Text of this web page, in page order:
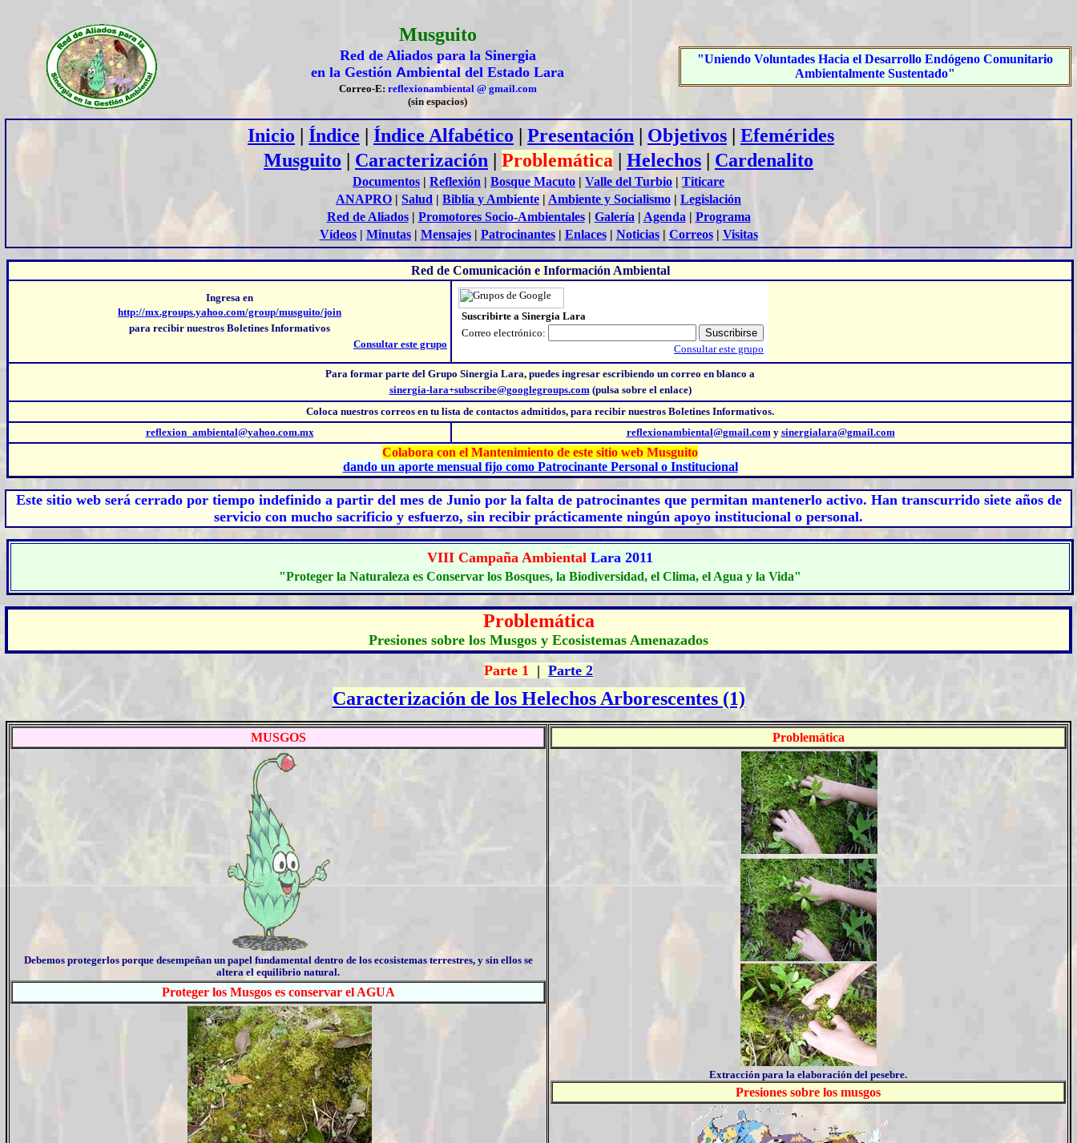
Musguito
Red de Aliados para la Sinergia
en la Gestión Ambiental del Estado Lara
Correo-E: reflexionambiental @ gmail.com
(sin espacios)
"Uniendo Voluntades Hacia el Desarrollo Endógeno Comunitario
Ambientalmente Sustentado"
Inicio | Índice | Índice Alfabético | Presentación | Objetivos | Efemérides
Musguito | Caracterización | Problemática | Helechos | Cardenalito
Documentos | Reflexión | Bosque Macuto | Valle del Turbio | Titicare
ANAPRO | Salud | Biblia y Ambiente | Ambiente y Socialismo | Legislación
Red de Aliados| Promotores Socio-Ambientales| Galería | Agenda | Programa
Vídeos| Minutas| Mensajes| Patrocinantes| Enlaces| Noticias| Correos| Visitas
Red de Comunicación e Información Ambiental
Ingresa en
http://mx.groups.yahoo.com/group/musguito/join
para recibir nuestros Boletines Informativos
Consultar este grupo
Suscribirte a Sinergia Lara
Correo electrónico:
Consultar este grupo
Para formar parte del Grupo Sinergia Lara, puedes ingresar escribiendo un correo en blanco a
sinergia-lara+subscribe@googlegroups.com (pulsa sobre el enlace)
Coloca nuestros correos en tu lista de contactos admitidos, para recibir nuestros Boletines Informativos.
reflexion_ambiental@yahoo.com.mx
reflexionambiental@gmail.comy sinergialara@gmail.com
Colabora con el Mantenimiento de este sitio web Musguito
dando un aporte mensual fijo como Patrocinante Personal o Institucional
Este sitio web será cerrado por tiempo indefinidoa partir del mes de Junio por la falta de patrocinantes que permitan mantenerlo activo. Han transcurrido siete años de
servicio con mucho sacrificio y esfuerzo, sin recibir prácticamente ningún apoyo institucional o personal.
VIII Campaña Ambiental Lara 2011
"Proteger la Naturaleza es Conservar los Bosques, la Biodiversidad, el Clima, el Agua y la Vida"
Problemática
Presiones sobre los Musgos y Ecosistemas Amenazados
Parte 1
| Parte 2
Caracterización de los Helechos Arborescentes (1)
MUSGOS
Debemos protegerlos porque desempeñan un papel fundamental dentro de los ecosistemas terrestres, y sin ellos se
altera el equilibrio natural.
Proteger los Musgos es conservar el AGUA
Problemática
Extracción para la elaboración del pesebre.
Presiones sobre los musgos